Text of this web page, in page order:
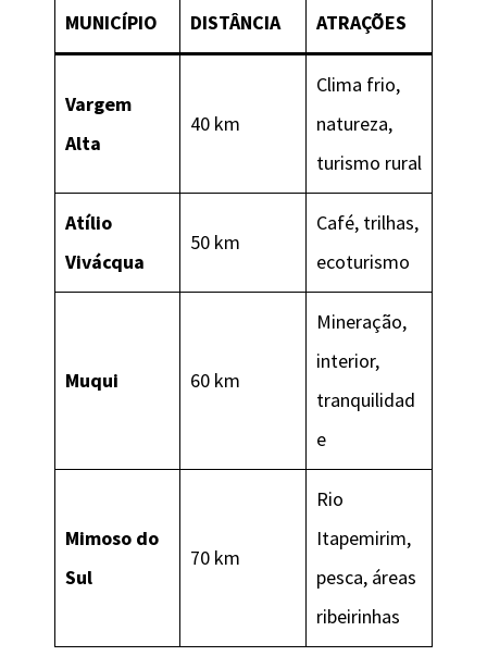
MUNICÍPIO DISTÂNCIA ATRAÇÕES
Vargem
Alta
40 km
Clima frio,
natureza,
turismo rural
Atílio
Vivácqua
50 km
Café, trilhas,
ecoturismo
Muqui 60 km
Mineração,
interior,
tranquilidad
e
Mimoso do
Sul
70 km
Rio
Itapemirim,
pesca, áreas
ribeirinhas